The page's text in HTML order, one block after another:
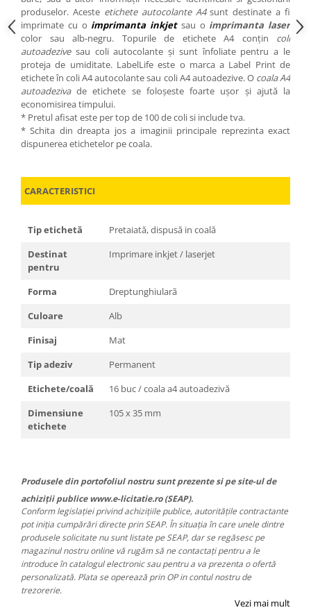
produselor. Aceste etichete autocolante A4sunt destinate a fi
imprimate cu o imprimanta inkjetsau o imprimanta laser
color sau alb-negru. Topurile de etichete A4 conțin coli
autoadezivesau coli autocolante și sunt înfoliate pentru a le
proteja de umiditate. LabelLife este o marca a Label Print de
etichete în coli A4 autocolante sau coli A4 autoadezive. O coala A4
autoadezivade etichete se foloșeste foarte ușor și ajută la
economisirea timpului.
* Pretul afisat este per top de 100 de coli si include tva.
* Schita din dreapta jos a imaginii principale reprezinta exact
dispunerea etichetelor pe coala.
CARACTERISTICI
Tip etichetă
Pretaiată, dispusă in coală
Destinat
pentru
Imprimare inkjet / laserjet
Forma
Dreptunghiulară
Culoare
Alb
Finisaj
Mat
Tip adeziv
Permanent
Etichete/coală
16 buc / coala a4 autoadezivă
Dimensiune
etichete
105 x 35 mm
Produsele din portofoliul nostru sunt prezente si pe site-ul de
achiziții publice www.e-licitatie.ro (SEAP).
Conform legislației privind achizițiile publice, autoritățile contractante
pot iniția cumpărări directe prin SEAP. În situația în care unele dintre
produsele solicitate nu sunt listate pe SEAP, dar se regăsesc pe
magazinul nostru online vă rugăm să ne contactați pentru a le
introduce în catalogul electronic sau pentru a va prezenta o ofertă
personalizată. Plata se operează prin OP in contul nostru de
trezorerie.
Vezi mai mult